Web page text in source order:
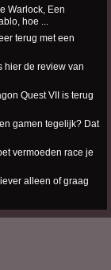
Warlock, Een
hoe ...
terug met een
hier de review van
Quest VII is terug
gamen tegelijk? Dat
vermoeden race je
alleen of graag